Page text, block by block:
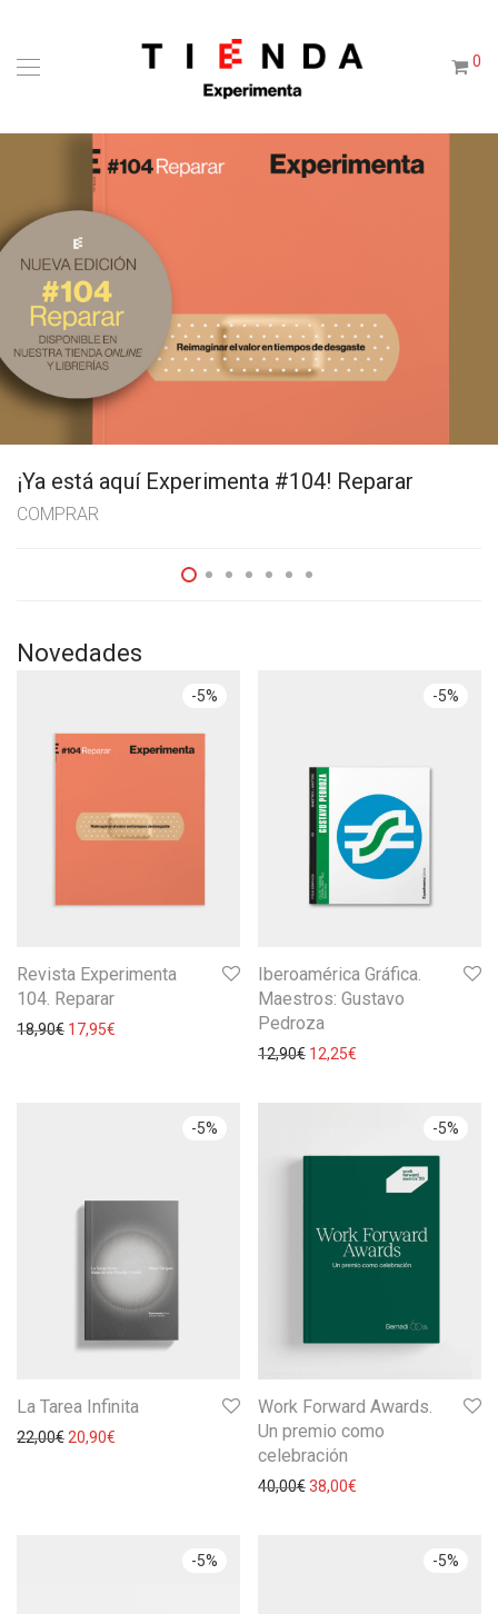
0
¡Ya está aquí Experimenta #104! Reparar
COMPRAR
Novedades
-5%
Revista Experimenta
104. Reparar
18,90€ 17,95€
-5%
Iberoamérica Gráfica.
Maestros: Gustavo
Pedroza
12,90€ 12,25€
-5%
La Tarea Infinita
22,00€20,90€
-5%
Work Forward Awards.
Un premio como
celebración
40,00€38,00€
-5% -5%